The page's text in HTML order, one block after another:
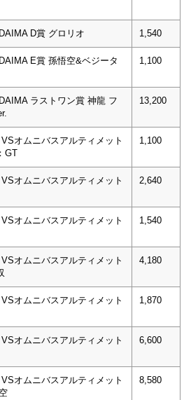
D賞 グロリオ 1,540
E賞 孫悟空&ベジータ
1,100
ラストワン賞 神龍 フ
13,200
オムニバスアルティメット
GT
1,100
オムニバスアルティメット
2,640
オムニバスアルティメット
1,540
オムニバスアルティメット
4,180
オムニバスアルティメット
1,870
オムニバスアルティメット
6,600
オムニバスアルティメット
8,580